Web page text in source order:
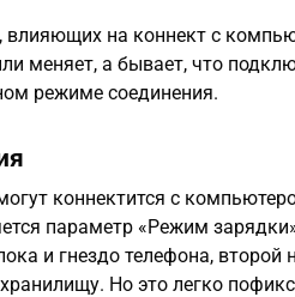
влияющих на коннект с
меняет, а бывает, что
режиме соединения.
коннектится с
параметр «Режим
и гнездо телефона, второй
Но это легко